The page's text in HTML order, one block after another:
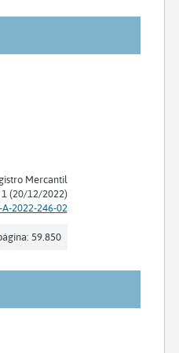
Mercantil
1 (20/12/2022)
A-2022-246-02
59.850